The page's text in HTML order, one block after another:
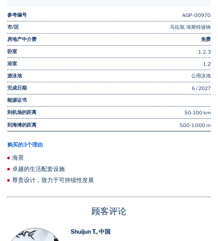
参考编号
AGP-00970
市/区
马拉加, 埃斯特波纳
房地产中介费 免费
卧室
1, 2, 3
浴室
1, 2
游泳池
公用泳池
完成日期
6 / 2027
能源证书
到机场的距离 50-100 km
到海滩的距离 500-1.000 m
购买的3个理由
海景
卓越的生活配套设施
尊贵设计，致力于可持续性发展
顾客评论
Shuijun T., 中国